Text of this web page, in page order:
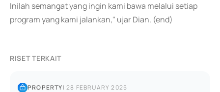
Inilah semangat yang ingin kami bawa melalui setiap
program yang kami jalankan," ujar Dian. (end)
RISET TERKAIT
PROPERTY|28 FEBRUARY 2025